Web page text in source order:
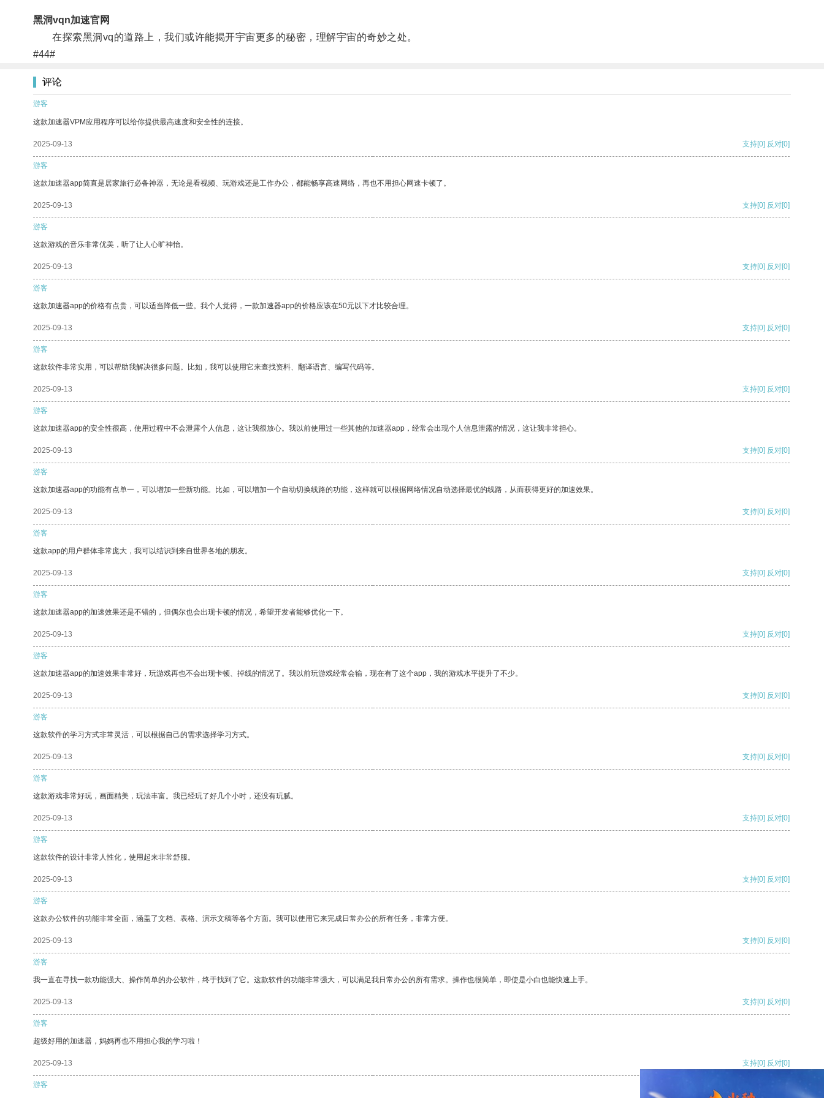
黑洞vqn加速官网
在探索黑洞vq的道路上，我们或许能揭开宇宙更多的秘密，理解宇宙的奇妙之处。
#44#
评论
游客
这款加速器VPM应用程序可以给你提供最高速度和安全性的连接。
2025-09-13 支持[0] 反对[0]
游客
这款加速器app简直是居家旅行必备神器，无论是看视频、玩游戏还是工作办公，都能畅享高速网络，再也不用担心网速卡顿了。
2025-09-13 支持[0] 反对[0]
游客
这款游戏的音乐非常优美，听了让人心旷神怡。
2025-09-13 支持[0] 反对[0]
游客
这款加速器app的价格有点贵，可以适当降低一些。我个人觉得，一款加速器app的价格应该在50元以下才比较合理。
2025-09-13 支持[0] 反对[0]
游客
这款软件非常实用，可以帮助我解决很多问题。比如，我可以使用它来查找资料、翻译语言、编写代码等。
2025-09-13 支持[0] 反对[0]
游客
这款加速器app的安全性很高，使用过程中不会泄露个人信息，这让我很放心。我以前使用过一些其他的加速器app，经常会出现个人信息泄露的情况，这让我非常担心。
2025-09-13 支持[0] 反对[0]
游客
这款加速器app的功能有点单一，可以增加一些新功能。比如，可以增加一个自动切换线路的功能，这样就可以根据网络情况自动选择最优的线路，从而获得更好的加速效果。
2025-09-13 支持[0] 反对[0]
游客
这款app的用户群体非常庞大，我可以结识到来自世界各地的朋友。
2025-09-13 支持[0] 反对[0]
游客
这款加速器app的加速效果还是不错的，但偶尔也会出现卡顿的情况，希望开发者能够优化一下。
2025-09-13 支持[0] 反对[0]
游客
这款加速器app的加速效果非常好，玩游戏再也不会出现卡顿、掉线的情况了。我以前玩游戏经常会输，现在有了这个app，我的游戏水平提升了不少。
2025-09-13 支持[0] 反对[0]
游客
这款软件的学习方式非常灵活，可以根据自己的需求选择学习方式。
2025-09-13 支持[0] 反对[0]
游客
这款游戏非常好玩，画面精美，玩法丰富。我已经玩了好几个小时，还没有玩腻。
2025-09-13 支持[0] 反对[0]
游客
这款软件的设计非常人性化，使用起来非常舒服。
2025-09-13 支持[0] 反对[0]
游客
这款办公软件的功能非常全面，涵盖了文档、表格、演示文稿等各个方面。我可以使用它来完成日常办公的所有任务，非常方便。
2025-09-13 支持[0] 反对[0]
游客
我一直在寻找一款功能强大、操作简单的办公软件，终于找到了它。这款软件的功能非常强大，可以满足我日常办公的所有需求。操作也很简单，即使是小白也能快速上手。
2025-09-13 支持[0] 反对[0]
游客
超级好用的加速器，妈妈再也不用担心我的学习啦！
2025-09-13 支持[0] 反对[0]
游客